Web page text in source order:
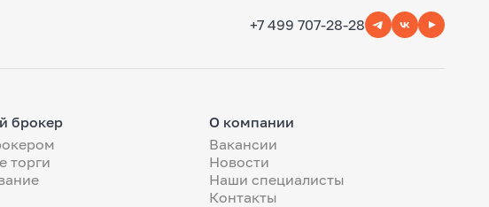
+7 499 707-28-28
брокер
торги
О компании
Вакансии
Новости
Наши специалисты
Контакты